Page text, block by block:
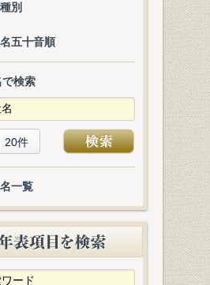
別
五十音順
検索
20件
一覧